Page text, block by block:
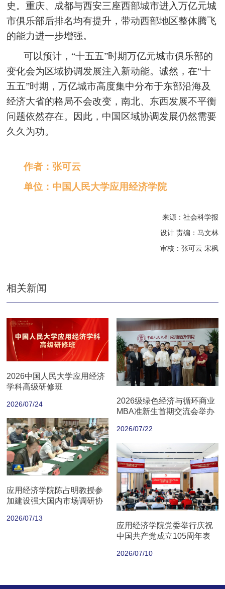
史。重庆、成都与西安三座西部城市进入万亿元城
市俱乐部后排名均有提升，带动西部地区整体腾飞
的能力进一步增强。
可以预计，“十五五”时期万亿元城市俱乐部的
变化会为区域协调发展注入新动能。诚然，在“十
五五”时期，万亿城市高度集中分布于东部沿海及
经济大省的格局不会改变，南北、东西发展不平衡
问题依然存在。因此，中国区域协调发展仍然需要
久久为功。
作者：张可云
单位：中国人民大学应用经济学院
来源：社会科学报
设计 责编：马文林
审核：张可云 宋枫
相关新闻
2026中国人民大学应用经济
学科高级研修班
2026/07/24
2026级绿色经济与循环商业
MBA准新生首期交流会举办
2026/07/22
应用经济学院陈占明教授参
加建设强大国内市场调研协
2026/07/13
应用经济学院党委举行庆祝
中国共产党成立105周年表
2026/07/10